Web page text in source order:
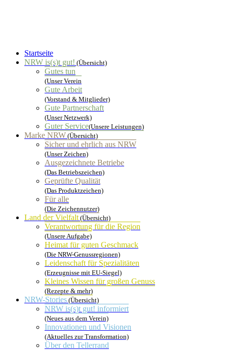
Startseite
NRW is(s)t gut! (Übersicht)
Gutes tun
(Unser Verein
Gute Arbeit
(Vorstand & Mitglieder)
Gute Partnerschaft
(Unser Netzwerk)
Guter Service(Unsere Leistungen)
Marke NRW (Übersicht)
Sicher und ehrlich aus NRW
(Unser Zeichen)
Ausgezeichnete Betriebe
(Das Betriebszeichen)
Geprüfte Qualität
(Das Produktzeichen)
Für alle
(Die Zeichennutzer)
Land der Vielfalt(Übersicht)
Verantwortung für die Region
(Unsere Aufgabe)
Heimat für guten Geschmack
(Die NRW-Genussregionen)
Leidenschaft für Spezialitäten
(Erzeugnisse mit EU-Siegel)
Kleines Wissen für großen Genuss
(Rezepte & mehr)
NRW-Stories (Übersicht)
NRW is(s)t gut! informiert
(Neues aus dem Verein)
Innovationen und Visionen
(Aktuelles zur Transformation)
Über den Tellerrand